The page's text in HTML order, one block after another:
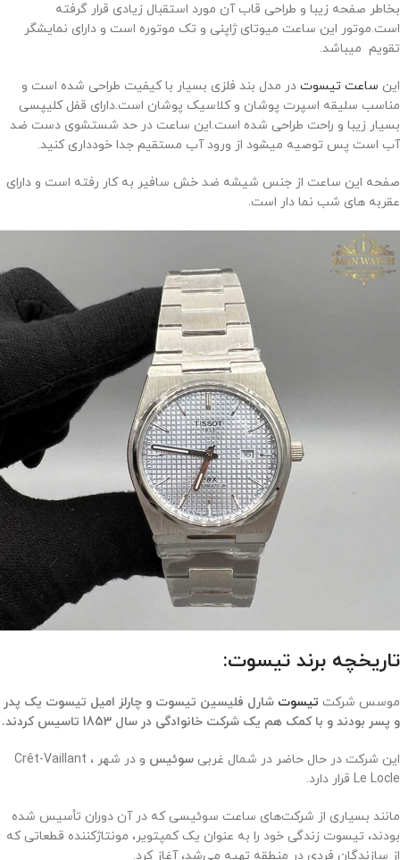
بخاطر صفحه زیبا و طراحی قاب آن مورد استقبال زیادی قرار گرفته
است.موتور این ساعت میوتای ژاپنی و تک موتوره است و دارای نمایشگر
تقویم میباشد.
این ساعت تیسوت در مدل بند فلزی بسیار با کیفیت طراحی شده است و
مناسب سلیقه اسپرت پوشان و کلاسیک پوشان است.دارای قفل کلیپسی
بسیار زیبا و راحت طراحی شده است.این ساعت در حد شستشوی دست ضد
آب است پس توصیه میشود از ورود آب مستقیم جدا خودداری کنید.
صفحه این ساعت از جنس شیشه ضد خش سافیر به کار رفته است و دارای
عقربه های شب نما دار است.
تاریخچه برند تیسوت:
موسس شرکت تیسوت شارل فلیسین تیسوت و چارلز امیل تیسوت یک پدر
و پسر بودند و با کمک هم یک شرکت خانوادگی در سال 1853 تاسیس کردند.
این شرکت در حال حاضر در شمال غربی سوئیس
و در شهر Crêt-Vaillant ،
Le Locle قرار دارد.
مانند بسیاری از شرکت‌های ساعت سوئیسی که در آن دوران تأسیس شده
بودند، تیسوت زندگی خود را به عنوان یک کمپتویر، مونتاژکننده قطعاتی که
از سازندگان فردی در منطقه تهیه می‌شد، آغاز کرد.